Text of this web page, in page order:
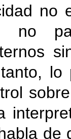
no
no
de